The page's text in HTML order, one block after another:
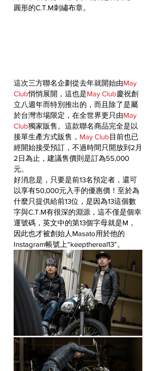
圓形的C.T.M刺繡布章。
這次三方聯名企劃從去年就開始由May
Club悄悄展開，這也是May Club慶祝創
立八週年而特別推出的，而且除了是屬
於台灣市場限定，在全世界更只由May
Club獨家販售。這款聯名商品完全是以
接單生產方式販售， May Club目前也已
經開始接受預訂，不過時間只開放到2月
2日為止，建議售價則是訂為55,000
元。
好消息是，只要是前13名預定者，還可
以享有50,000元入手的優惠價！至於為
什麼只提供給前13位，是因為13這個數
字與C.T.M有很深的淵源，這不僅是個幸
運號碼，英文中的第13個字母就是M，
因此也才被創始人Masato用於他的
Instagram帳號上“keepthereal13”。